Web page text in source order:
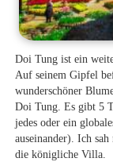
Doi Tung ist ein
Auf seinem Gipfel
wunderschöner
Doi Tung. Es gibt 5
jedes oder ein
auseinander). Ich
die königliche Villa.